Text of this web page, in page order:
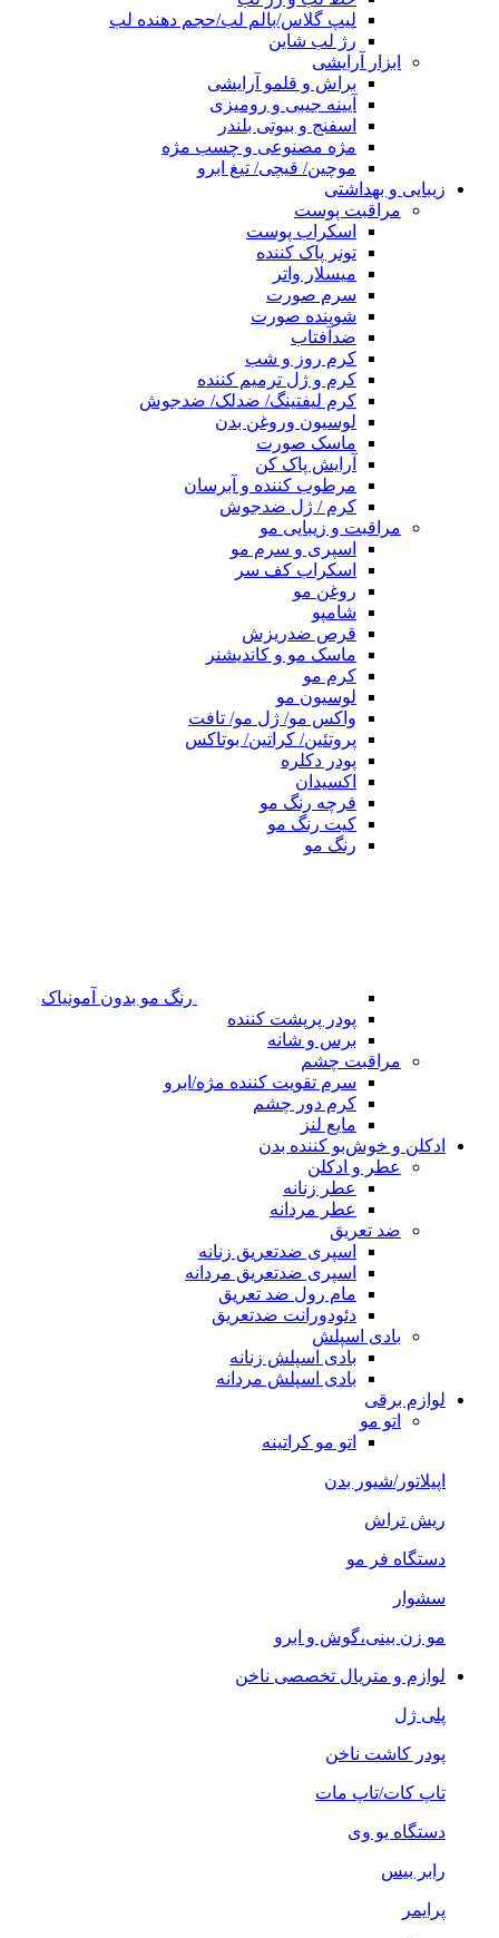
لیپ گلاس/بالم لب/حجم دهنده لب
رژ لب شاین
ابزار آرایشی
براش و قلمو آرایشی
آیینه جیبی و رومیزی
اسفنج و بیوتی بلندر
مژه مصنوعی و چسب مژه
موچین/ قیچی/ تیغ ابرو
زیبایی و بهداشتی
مراقبت پوست
اسکراب پوست
تونر پاک کننده
میسلار واتر
سرم صورت
شوینده صورت
ضدآفتاب
کرم روز و شب
کرم و ژل ترمیم کننده
کرم لیفتینگ/ ضدلک/ ضدجوش
لوسیون وروغن بدن
ماسک صورت
آرایش پاک کن
مرطوب کننده و آبرسان
کرم / ژل ضدجوش
مراقبت و زیبایی مو
اسپری و سرم مو
اسکراب کف سر
روغن مو
شامپو
قرص ضدریزش
ماسک مو و کاندیشنر
کرم مو
لوسیون مو
واکس مو/ ژل مو/ تافت
پروتئین/ کراتین/ بوتاکس
پودر دکلره
اکسیدان
فرچه رنگ مو
کیت رنگ مو
رنگ مو
رنگ مو بدون آمونیاک
پودر پرپشت کننده
برس و شانه
مراقبت چشم
سرم تقویت کننده مژه/ابرو
کرم دور چشم
مایع لنز
ادکلن و خوش‌بو کننده بدن
عطر و ادکلن
عطر زنانه
عطر مردانه
ضد تعریق
اسپری ضدتعریق زنانه
اسپری ضدتعریق مردانه
مام رول ضد تعریق
دئودورانت ضدتعریق
بادی اسپلش
بادی اسپلش زنانه
بادی اسپلش مردانه
لوازم برقی
اتو مو
اتو مو کراتینه
اپیلاتور/شیور بدن
ریش تراش
دستگاه فر مو
سشوار
مو زن بینی،گوش و ابرو
لوازم و متریال تخصصی ناخن
پلی ژل
پودر کاشت ناخن
تاپ کات/تاپ مات
دستگاه یو وی
رابر بیس
پرایمر